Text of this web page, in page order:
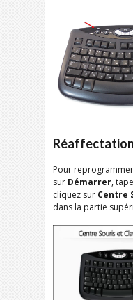
Pour
sur Démarrer,
cliquez sur Centre
dans la partie